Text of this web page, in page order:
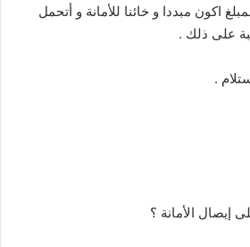
اكون مبددا و خائنا للأمانة و أتحمل
على ذلك .
.
إيصال الأمانة ؟